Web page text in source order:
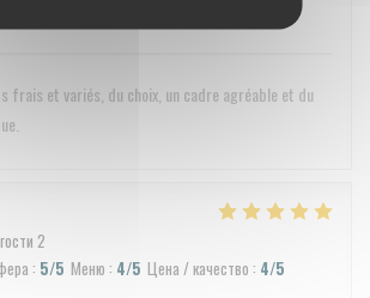
frais et variés, du choix, un cadre agréable et du
2
: 5/5 Меню : 4/5 Цена / качество : 4/5